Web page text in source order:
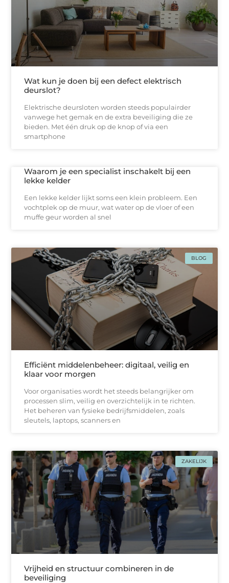
Wat kun je doen bij een defect elektrisch
deurslot?
Elektrische deursloten worden steeds populairder
vanwege het gemak en de extra beveiliging die ze
bieden. Met één druk op de knop of via een
smartphone
Waarom je een specialist inschakelt bij een
lekke kelder
Een lekke kelder lijkt soms een klein probleem. Een
vochtplek op de muur, wat water op de vloer of een
muffe geur worden al snel
BLOG
Efficiënt middelenbeheer: digitaal, veilig en
klaar voor morgen
Voor organisaties wordt het steeds belangrijker om
processen slim, veilig en overzichtelijk in te richten.
Het beheren van fysieke bedrijfsmiddelen, zoals
sleutels, laptops, scanners en
ZAKELIJK
Vrijheid en structuur combineren in de
beveiliging